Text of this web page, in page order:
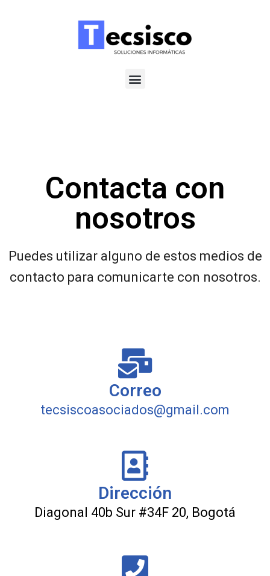
Contacta con
nosotros
Puedes utilizar alguno de estos medios de
contacto para comunicarte con nosotros.
Correo
tecsiscoasociados@gmail.com
Dirección
Diagonal 40b Sur #34F 20, Bogotá